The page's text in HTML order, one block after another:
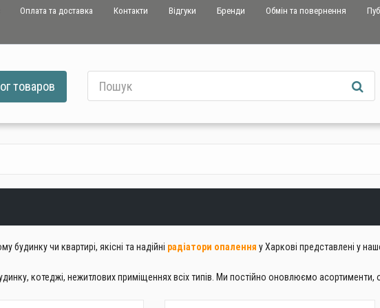
Оплата та доставка Контакти Відгуки Бренди Обмін та повернення
товаров
чи квартирі, якісні та надійні радіатори опалення у Харкові представлені у
котеджі, нежитлових приміщеннях всіх типів. Ми постійно оновлюємо